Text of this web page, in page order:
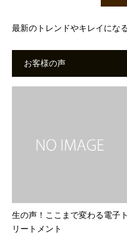
最新のトレンドやキレイにな
お客様の声
生の声！ここまで変わる電子ト
リートメント